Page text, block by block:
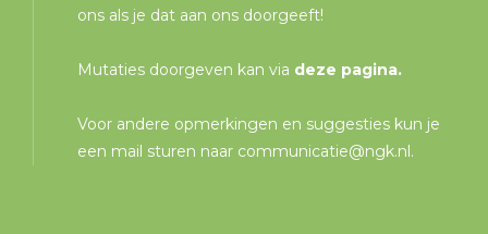
ons als je dat aan ons doorgeeft!
Mutaties doorgeven kan via deze pagina.
Voor andere opmerkingen en suggesties kun je
een mail sturen naar communicatie@ngk.nl.